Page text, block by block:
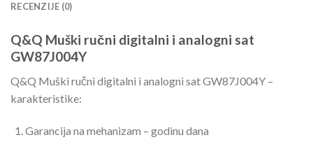
RECENZIJE (0)
Q&Q Muški ručni digitalni i analogni sat
GW87J004Y
Q&Q Muški ručni digitalni i analogni sat GW87J004Y –
karakteristike:
Garancija na mehanizam – godinu dana